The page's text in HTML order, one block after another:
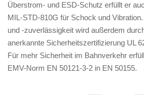
Überstrom- und ESD-Schutz erfüllt er
MIL-STD-810G für Schock und
und -zuverlässigkeit wird außerdem
anerkannte Sicherheitszertifizierung UL
Für mehr Sicherheit im Bahnverkehr
EMV-Norm EN 50121-3-2 in EN 50155.